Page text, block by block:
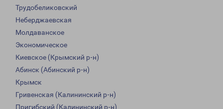
Трудобеликовский
Неберджаевская
Молдаванское
Экономическое
Киевское (Крымский р-н)
Абинск (Абинский р-н)
Крымск
Гривенская (Калининский р-н)
Пригибский (Калининский р-н)